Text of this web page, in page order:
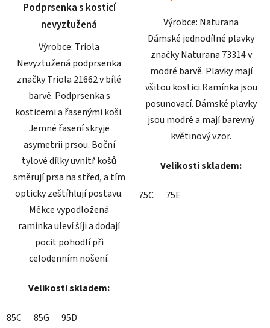
hvězdiček.
Podprsenka s kosticí
nevyztužená
Výrobce: Triola
Nevyztužená podprsenka
značky Triola 21662 v bílé
barvě. Podprsenka s
kosticemi a řasenými koši.
Jemné řasení skryje
asymetrii prsou. Boční
tylové dílky uvnitř košů
směrují prsa na střed, a tím
opticky zeštíhlují postavu.
Měkce vypodložená
ramínka uleví šíji a dodají
pocit pohodlí při
celodenním nošení.
Velikosti skladem:
85C 85G 95D
Výrobce: Naturana
Dámské jednodílné plavky
značky Naturana 73314 v
modré barvě. Plavky mají
všitou kostici.Ramínka jsou
posunovací. Dámské plavky
jsou modré a mají barevný
květinový vzor.
Velikosti skladem:
75C 75E